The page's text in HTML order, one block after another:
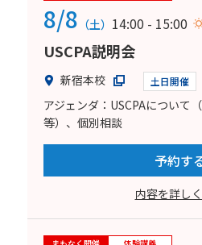
8/8 （土） 14:00 - 15:00
USCPA説明会
新宿本校 土日開催
アジェンダ：USCPAについて
等）、個別相談
予約す
内容を詳し